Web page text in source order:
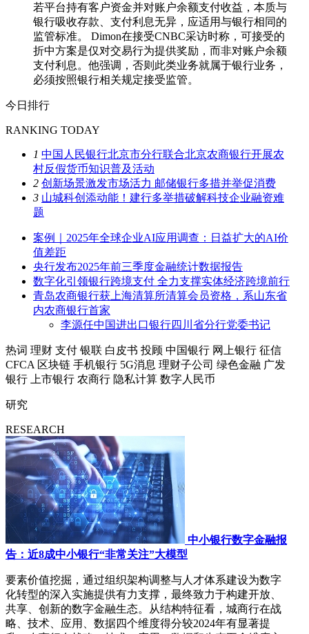
若平台持有客户资金并对账户余额支付收益，本质与
银行吸收存款、支付利息无异，应适用与银行相同的
监管标准。 Dimon在接受CNBC采访时称，可接受的
折中方案是仅对交易行为提供奖励，而非对账户余额
支付利息。他强调，否则此类业务就属于银行业务，
必须按照银行相关规定接受监管。
今日排行
RANKING TODAY
1 中国人民银行北京市分行联合北京农商银行开展农
村反假货币知识普及活动
2 创新场景激发市场活力 邮储银行多措并举促消费
3 山城科创添动能！建行多举措破解科技企业融资难
题
案例｜2025年全球企业AI应用调查：日益扩大的AI价
值差距
央行发布2025年前三季度金融统计数据报告
数字化引领银行跨境支付 全力支撑实体经济跨境前行
青岛农商银行获上海清算所清算会员资格，系山东省
内农商银行首家
李源任中国进出口银行四川省分行党委书记
热词 理财 支付 银联 白皮书 投顾 中国银行 网上银行 征信
CFCA 区块链 手机银行 5G消息 理财子公司 绿色金融 广发
银行
上市银行 农商行 隐私计算 数字人民币
研究
RESEARCH
中小银行数字金融报
告：近8成中小银行“非常关注”大模型
要素价值挖掘，通过组织架构调整与人才体系建设为数字
化转型的深入实施提供有力支撑，最终致力于构建开放、
共享、创新的数字金融生态。从结构特征看，城商行在战
略、技术、应用、数据四个维度得分较2024年有显著提